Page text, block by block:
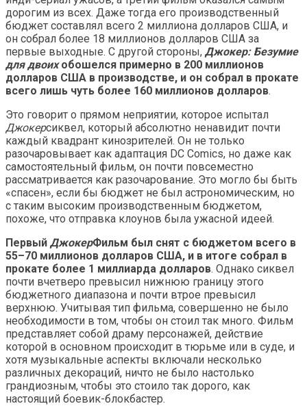
дорогим из всех. Даже тогда его производственный
бюджет составлял всего 2 миллиона долларов США, и
он собрал более 18 миллионов долларов США за
первые выходные. С другой стороны, Джокер: Безумие
для двоихобошелся примерно в 200 миллионов
долларов США в производстве, и он собрал в прокате
всего лишь чуть более 160 миллионов долларов.
Это говорит о прямом неприятии, которое испытал
Джокерсиквел, который абсолютно ненавидит почти
каждый квадрант кинозрителей. Он не только
разочаровывает как адаптация DC Comics, но даже как
самостоятельный фильм, он почти повсеместно
рассматривается как разочарование. Это могло бы быть
«спасен», если бы бюджет не был астрономическим, но
с таким высоким производственным бюджетом,
похоже, что отправка клоунов была ужасной идеей.
Первый ДжокерФильм был снят с бюджетом всего в
55–70 миллионов долларов США, и в итоге собрал в
прокате более 1 миллиарда долларов. Однако сиквел
почти вчетверо превысил нижнюю границу этого
бюджетного диапазона и почти втрое превысил
верхнюю. Учитывая тип фильма, совершенно не было
необходимости в том, чтобы он стоил так много. Фильм
представляет собой драму персонажей, действие
которой в основном происходит в тюрьме или в суде, и
хотя музыкальные аспекты включали несколько
различных декораций, ничто не было настолько
грандиозным, чтобы это стоило так дорого, как
настоящий боевик-блокбастер.